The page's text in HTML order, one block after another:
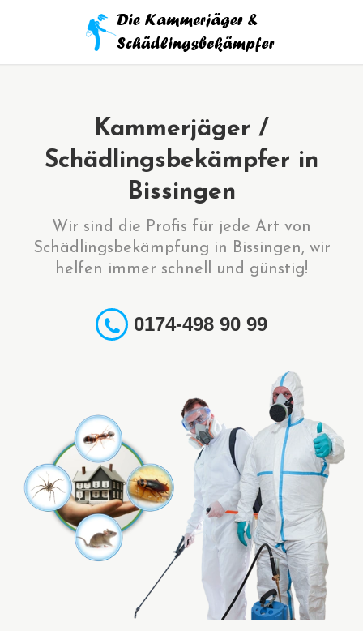
Kammerjäger /
Schädlingsbekämpfer in
Bissingen
Wir sind die Profis für jede Art von
Schädlingsbekämpfung in Bissingen, wir
helfen immer schnell und günstig!
0174-498 90 99